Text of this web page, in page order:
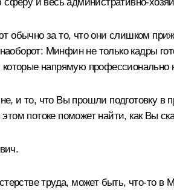
обычно за то, что они слишком
Минфин не только кадры
напрямую
то, что Вы прошли подготовку в
потоке поможет найти, как Вы
труда, может быть, что‑то